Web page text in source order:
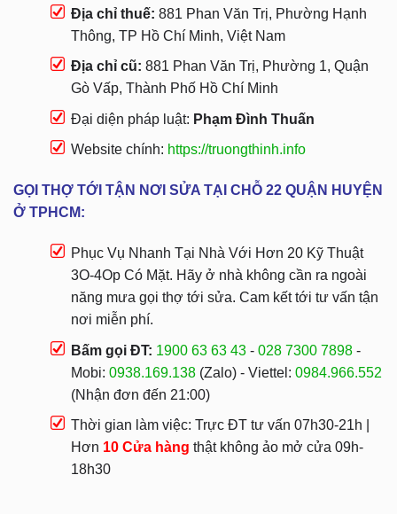
Địa chỉ thuế: 881 Phan Văn Trị, Phường Hạnh
Thông, TP Hồ Chí Minh, Việt Nam
Địa chỉ cũ: 881 Phan Văn Trị, Phường 1, Quận
Gò Vấp, Thành Phố Hồ Chí Minh
Đại diện pháp luật: Phạm Đình Thuấn
Website chính: https://truongthinh.info
GỌI THỢ TỚI TẬN NƠI SỬA TẠI CHỖ 22 QUẬN HUYỆN
Ở TPHCM:
Phục Vụ Nhanh Tại Nhà Với Hơn 20 Kỹ Thuật
3O-4Op Có Mặt. Hãy ở nhà không cần ra ngoài
năng mưa gọi thợ tới sửa. Cam kết tới tư vấn tận
nơi miễn phí.
Bấm gọi ĐT: 1900 63 63 43 - 028 7300 7898 -
Mobi: 0938.169.138 (Zalo) - Viettel: 0984.966.552
(Nhận đơn đến 21:00)
Thời gian làm việc: Trực ĐT tư vấn 07h30-21h |
Hơn 10 Cửa hàng thật không ảo mở cửa 09h-
18h30